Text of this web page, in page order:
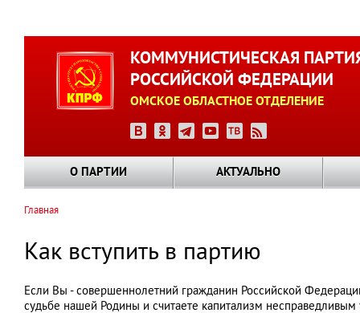
КОММУНИСТИЧЕСКАЯ
РОССИЙСКОЙ ФЕДЕРАЦИИ
ОМСКОЕ ОБЛАСТНОЕ ОТДЕЛЕНИЕ
О ПАРТИИ АКТУАЛЬНО
навигации
Главная
Как вступить в партию
Если Вы - совершеннолетний гражданин Российской
судьбе нашей Родины и считаете капитализм